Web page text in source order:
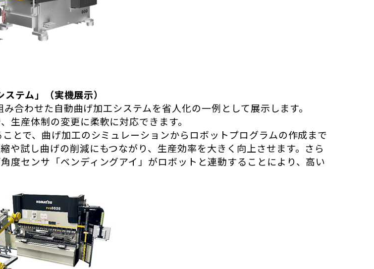
テム」（実機展示）
わせた自動曲げ加工システムを省人化の一例として展示します。
生産体制の変更に柔軟に対応できます。
とで、曲げ加工のシミュレーションからロボットプログラムの作成まで
や試し曲げの削減にもつながり、生産効率を大きく向上させます。さら
度センサ「ベンディングアイ」がロボットと連動することにより、高い